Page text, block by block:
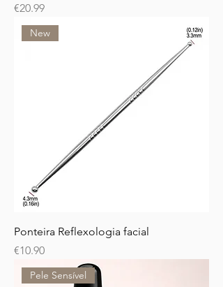
Price
€20.99
New
Ponteira Reflexologia facial
Price
€10.90
Pele Sensível